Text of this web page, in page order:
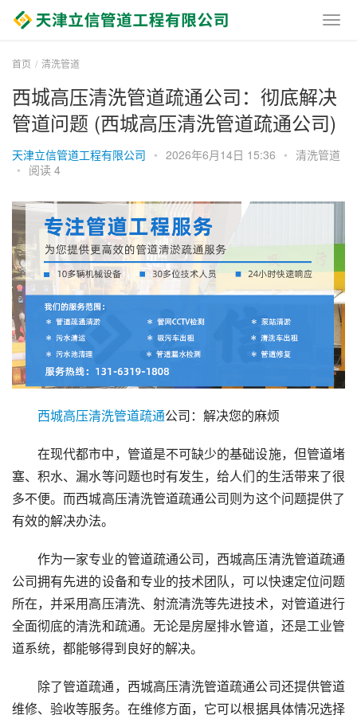
首页 清洗管道
西城高压清洗管道疏通公司：彻底解决
管道问题 (西城高压清洗管道疏通公司)
天津立信管道工程有限公司 • 2026年6月14日 15:36 • 清洗管道
• 阅读 4
西城高压清洗管道疏通公司：解决您的麻烦
在现代都市中，管道是不可缺少的基础设施，但管道堵
塞、积水、漏水等问题也时有发生，给人们的生活带来了很
多不便。而西城高压清洗管道疏通公司则为这个问题提供了
有效的解决办法。
作为一家专业的管道疏通公司，西城高压清洗管道疏通
公司拥有先进的设备和专业的技术团队，可以快速定位问题
所在，并采用高压清洗、射流清洗等先进技术，对管道进行
全面彻底的清洗和疏通。无论是房屋排水管道，还是工业管
道系统，都能够得到良好的解决。
除了管道疏通，西城高压清洗管道疏通公司还提供管道
维修、验收等服务。在维修方面，它可以根据具体情况选择